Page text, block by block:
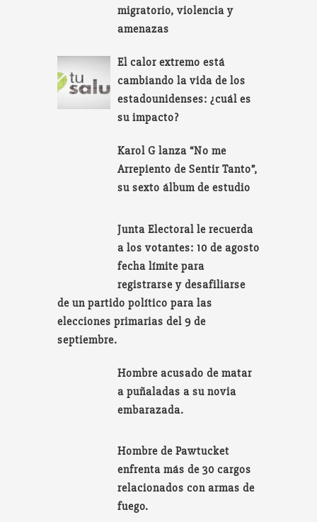
migratorio, violencia y
amenazas
El calor extremo está
cambiando la vida de los
estadounidenses: ¿cuál es
su impacto?
Karol G lanza “No me
Arrepiento de Sentir Tanto”,
su sexto álbum de estudio
Junta Electoral le recuerda
a los votantes: 10 de agosto
fecha límite para
registrarse y desafiliarse
de un partido político para las
elecciones primarias del 9 de
septiembre.
Hombre acusado de matar
a puñaladas a su novia
embarazada.
Hombre de Pawtucket
enfrenta más de 30 cargos
relacionados con armas de
fuego.